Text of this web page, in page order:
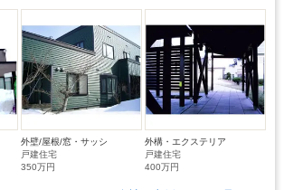
外壁/屋根/窓・サッシ
戸建住宅
350万円
外構・エクステリア
戸建住宅
400万円